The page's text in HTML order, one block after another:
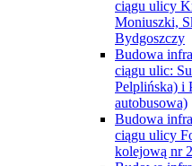
ciągu ulicy
Moniuszki,
Bydgoszczy
Budowa
ciągu ulic:
Pelplińska) i
autobusowa)
Budowa
ciągu ulicy
kolejową nr